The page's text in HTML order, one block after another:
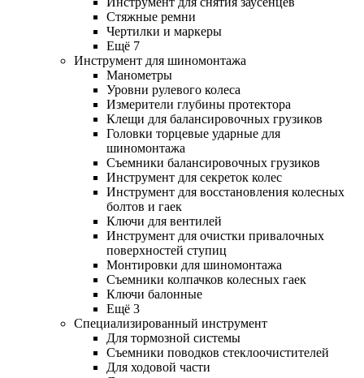
Стяжные ремни
Чертилки и маркеры
Ещё 7
Инструмент для шиномонтажа
Манометры
Уровни рулевого колеса
Измерители глубины протектора
Клещи для балансировочных грузиков
Головки торцевые ударные для
шиномонтажа
Съемники балансировочных грузиков
Инструмент для секреток колес
Инструмент для восстановления колесных
болтов и гаек
Ключи для вентилей
Инструмент для очистки привалочных
поверхностей ступиц
Монтировки для шиномонтажа
Съемники колпачков колесных гаек
Ключи балонные
Ещё 3
Специализированный инструмент
Для тормозной системы
Съемники поводков стеклоочистителей
Для ходовой части